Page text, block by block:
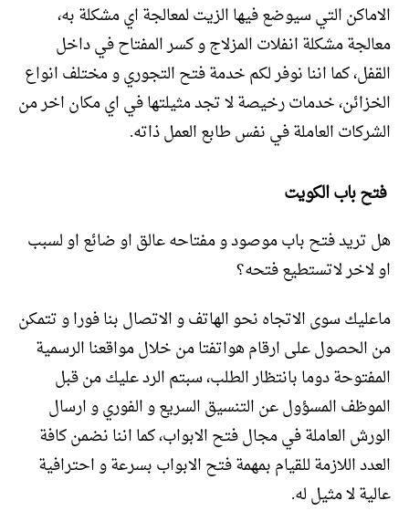
الاماكن التي سيوضع فيها الزيت لمعالجة اي مشكلة به،
معالجة مشكلة انفلات المزلاج و كسر المفتاح في داخل
القفل، كما اننا نوفر لكم خدمة فتح التجوري و مختلف انواع
الخزائن، خدمات رخيصة لا تجد مثيلتها في اي مكان اخر من
الشركات العاملة في نفس طابع العمل ذاته.
فتح باب الكويت
هل تريد فتح باب موصود و مفتاحه عالق او ضائع او لسبب
او لاخر لاتستطيع فتحه؟
ماعليك سوى الاتجاه نحو الهاتف و الاتصال بنا فورا و تتمكن
من الحصول على ارقام هواتفتا من خلال مواقعنا الرسمية
المفتوحة دوما بانتظار الطلب، سبتم الرد عليك من قبل
الموظف المسؤول عن التنسيق السريع و الفوري و ارسال
الورش العاملة في مجال فتح الابواب، كما اننا نضمن كافة
العدد اللازمة للقيام بمهمة فتح الابواب بسرعة و احترافية
عالية لا مثيل له.